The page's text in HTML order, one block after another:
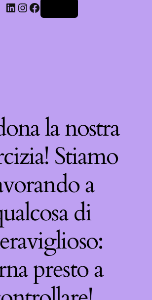
la nostra
Stiamo
a
di
presto a